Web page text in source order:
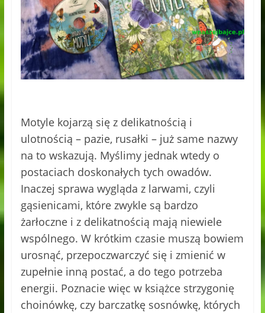
Motyle kojarzą się z delikatnością i
ulotnością – pazie, rusałki – już same nazwy
na to wskazują. Myślimy jednak wtedy o
postaciach doskonałych tych owadów.
Inaczej sprawa wygląda z larwami, czyli
gąsienicami, które zwykle są bardzo
żarłoczne i z delikatnością mają niewiele
wspólnego. W krótkim czasie muszą bowiem
urosnąć, przepoczwarczyć się i zmienić w
zupełnie inną postać, a do tego potrzeba
energii. Poznacie więc w książce strzygonię
choinówkę, czy barczatkę sosnówkę, których